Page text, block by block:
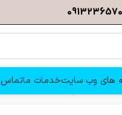
های وب سایتخدمات ماتماس